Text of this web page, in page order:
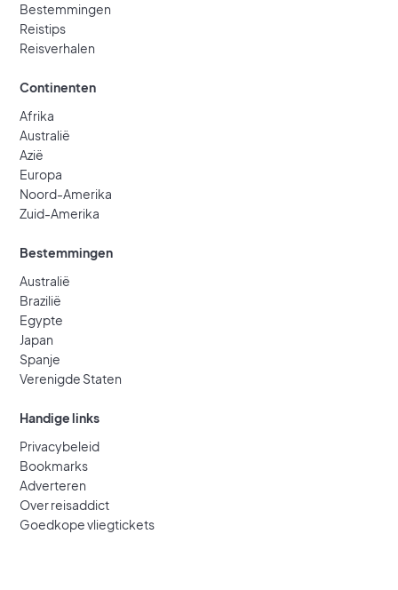
Bestemmingen
Reistips
Reisverhalen
Continenten
Afrika
Australië
Azië
Europa
Noord-Amerika
Zuid-Amerika
Bestemmingen
Australië
Brazilië
Egypte
Japan
Spanje
Verenigde Staten
Handige links
Privacybeleid
Bookmarks
Adverteren
Over reisaddict
Goedkope vliegtickets